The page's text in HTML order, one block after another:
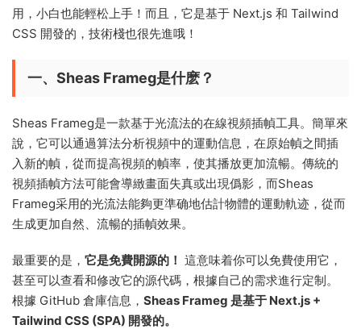
用，小白也能輕松上手！而且，它是基于 Next.js 和 Tailwind
CSS 開發的，技術棧也很先進哦！
一、Sheas Frameg是什麽？
Sheas Frameg是一款基于光流法的在線視頻插幀工具。簡單來
說，它可以通過算法分析視頻中的運動信息，在原始幀之間插
入新的幀，從而提高視頻的幀率，使其播放更加流暢。傳統的
視頻插幀方法可能會導緻畫面失真或出現僞影，而Sheas
Frameg采用的光流法能夠更準确地估計物體的運動軌迹，從而
生成更加自然、流暢的插幀效果。
最重要的是， 它是免費開源的！ 這意味着你可以免費使用它，
甚至可以查看和修改它的源代碼，根據自己的需求進行定制。
根據 GitHub 倉庫信息， Sheas Frameg 是基于 Next.js +
Tailwind CSS (SPA) 開發的。